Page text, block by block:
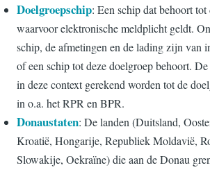
Doelgroepschip: Een schip dat behoort tot
waarvoor elektronische meldplicht geldt.
schip, de afmetingen en de lading zijn van
of een schip tot deze doelgroep behoort.
in deze context gerekend worden tot de
in o.a. het RPR en BPR.
Donaustaten: De landen (Duitsland,
Kroatië, Hongarije, Republiek Moldavië,
Slowakije, Oekraïne) die aan de Donau